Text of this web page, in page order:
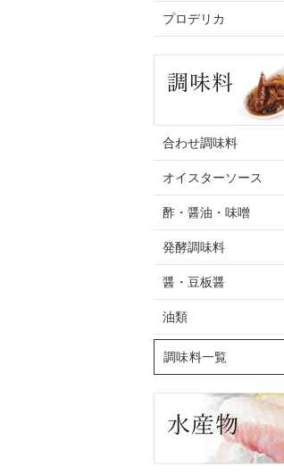
プロデリカ
合わせ調味料
オイスターソース
酢・醤油・味噌
発酵調味料
醤・豆板醤
油類
調味料一覧